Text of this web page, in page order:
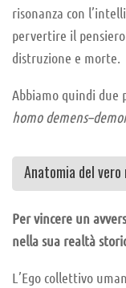
risonanza con
pervertire il
distruzione e morte.
Abbiamo quindi due
homo
Anatomia del vero
Per vincere un
nella sua realtà
L’Ego collettivo